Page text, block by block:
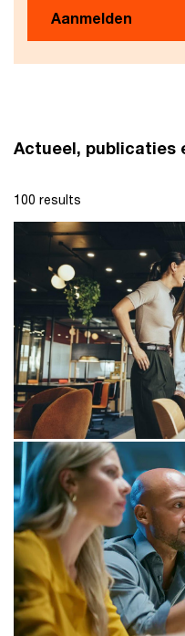
Aanmelden
Actueel, publicaties
100 results
16/01/25
Richting kiezen
een wereld vol
Pwc's Philip
uitdagingen voor
concurrentiepositie te
toekomstbestendig te